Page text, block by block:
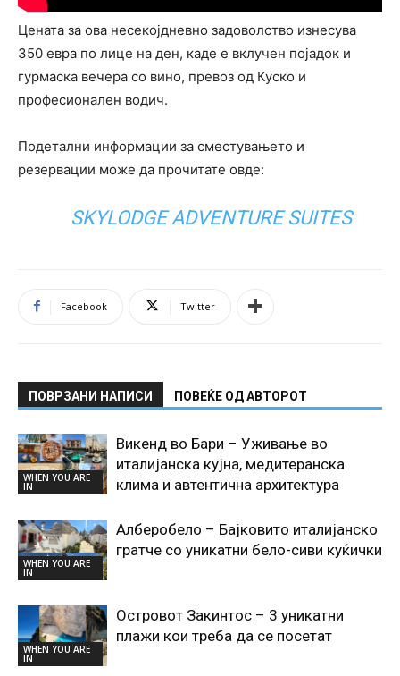
Цената за ова несекојдневно задоволство изнесува
350 евра по лице на ден, каде е вклучен појадок и
гурмаска вечера со вино, превоз од Куско и
професионален водич.
Подетални информации за сместувањето и
резервации може да прочитате овде:
SKYLODGE ADVENTURE SUITES
Facebook Twitter
ПОВРЗАНИ НАПИСИ ПОВЕЌЕ ОД АВТОРОТ
WHEN YOU ARE
IN
Викенд во Бари – Уживање во
италијанска кујна, медитеранска
клима и автентична архитектура
WHEN YOU ARE
IN
Алберобело – Бајковито италијанско
гратче со уникатни бело-сиви куќички
WHEN YOU ARE
IN
Островот Закинтос – 3 уникатни
плажи кои треба да се посетат